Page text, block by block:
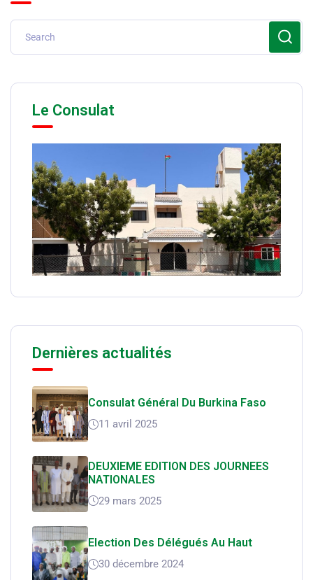
Le Consulat
Dernières actualités
Consulat Général Du Burkina Faso
11 avril 2025
DEUXIEME EDITION DES JOURNEES
NATIONALES
29 mars 2025
Election Des Délégués Au Haut
30 décembre 2024